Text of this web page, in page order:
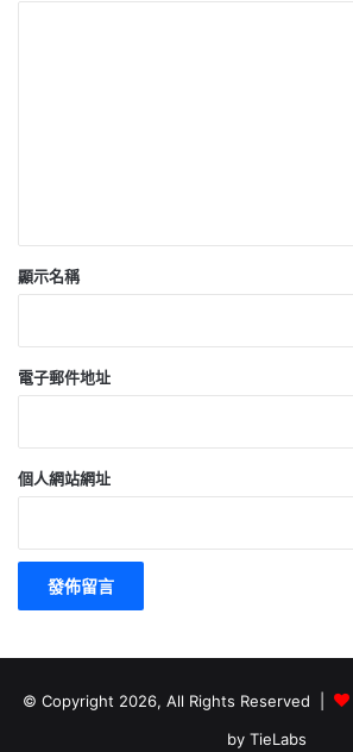
顯示名稱
電子郵件地址
個人網站網址
© Copyright 2026, All Rights Reserved |
by TieLabs